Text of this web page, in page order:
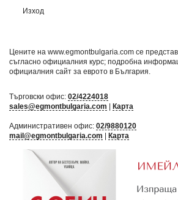
Изход
Цените на www.egmontbulgaria.com се
съгласно официалния курс; подробна
официалния сайт за еврото в България
Търговски офис: 02/4224018
sales@egmontbulgaria.com
Карта
Административен офис: 02/9880120
mail@egmontbulgaria.com
Карта